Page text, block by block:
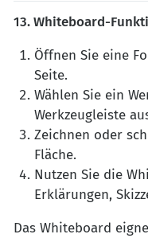
13. Whiteboard-
Öffnen Sie eine
Seite.
Wählen Sie ein
Werkzeugleiste
Zeichnen oder
Fläche.
Nutzen Sie die
Erklärungen,
Das Whiteboard